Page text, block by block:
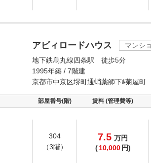
アビィロードハウス
マンシ
地下鉄烏丸線四条駅 徒歩5分
1995年築 / 7階建
京都市中京区堺町通蛸薬師下ﾙ菊屋町
部屋番号(階) 賃料 (管理費等)
304
（3階）
7.5 万円
( 10,000 円)